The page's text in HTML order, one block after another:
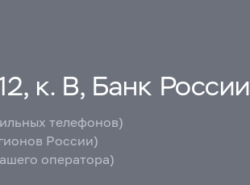
к. В, Банк России
телефонов)
России)
оператора)